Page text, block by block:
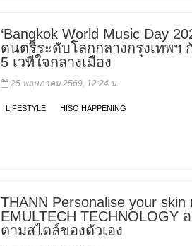
‘Bangkok World Music Day
ดนตรีระดับโลกกลางกรุงเทพฯ
5 เวทีใจกลางเมือง
25 พฤษภาคม 2569, 12:24 น.
LIFESTYLE HISO HAPPENING
THANN Personalise your skin
EMULTECH
ตามสไตล์ของตัวเอง